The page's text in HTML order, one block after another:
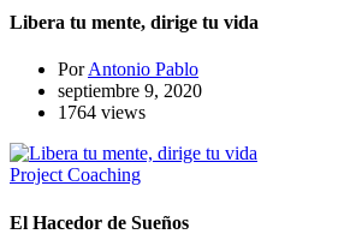
Libera tu mente, dirige tu vida
PorAntonio Pablo
septiembre 9, 2020
1764 views
Project Coaching
El Hacedor de Sueños